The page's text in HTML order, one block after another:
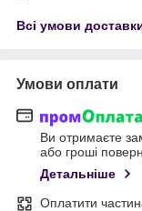
Всі умови
Умови оплати
Ви отримаєте
або гроші
Детальніше
Оплатити